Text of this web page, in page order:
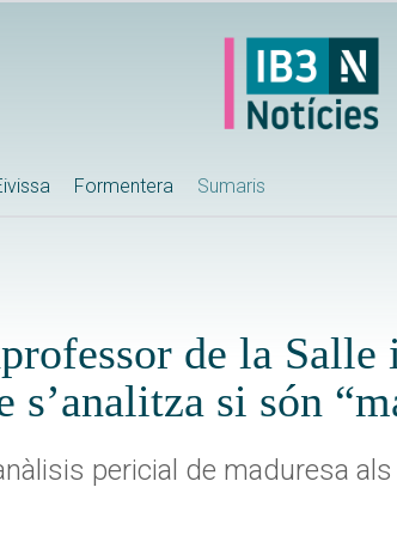
Formentera Sumaris
de la Salle
s’analitza si són
pericial de maduresa